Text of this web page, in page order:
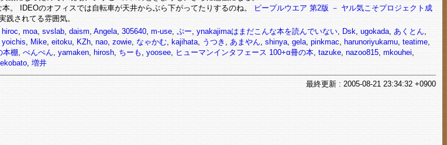
。 IDEOのオフィスでは自転車が天井からぶら下がってたりするのね。
ピープルウエア 第2版 － ヤル気こそプロジェクト成
践されてる雰囲気。
hiroc, moa, svslab, daism, Angela, 305640, m-use, ぷー, ynakajimaはまだこんな本を読んでいない, Dsk, ugokada, あくとん,
yoichis, Mike, eitoku, KZh, nao, zowie, なゃかむ, kajihata, うつき , あまやん, shinya, gela, pinkmac, harunoriyukamu, teatime,
本棚, ぺんぺん, yamaken, hirosh, ちーも , yoosee, ヒューマンインタフェース 100+α冊の本, tazuke, nazoo815, mkouhei,
, 増井
最終更新: 2005-08-21 23:34:32 +0900